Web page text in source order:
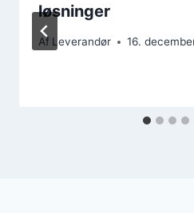
løsninger
Af Leverandør 16.